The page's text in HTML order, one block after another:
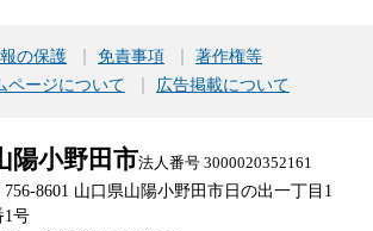
の保護 免責事項
著作権等
ページについて
広告掲載について
陽小野田市法人番号 3000020352161
756-8601 山口県山陽小野田市日の出一丁目1
1号